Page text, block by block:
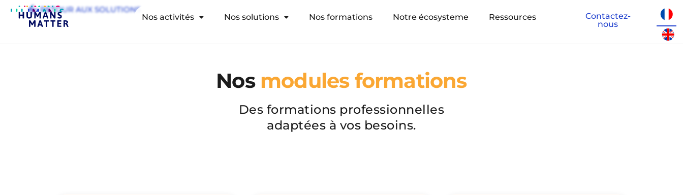
Nos activités Nos solutions Nos formations Notre écosysteme Ressources
Contactez-
nous
RETOUR AUX SOLUTIONS
Nos modules formations
Des formations professionnelles
adaptées à vos besoins.